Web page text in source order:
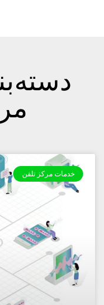
خدمات مرکز تلفن